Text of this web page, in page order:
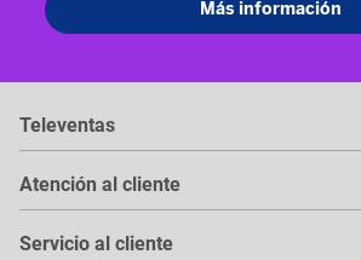
Televentas
Atención al cliente
Servicio al cliente